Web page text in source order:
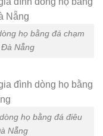
họ bằng đá chạm
Nẵng
họ bằng đá điêu
Nẵng